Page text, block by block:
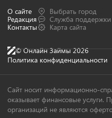
© Онлайн Займы 2026
Политика конфиденциальности
О сайте
Редакция
Контакты
Выбрать город
Служба поддержки
Карта сайта
Сайт носит информационно-
оказывает финансовые услуги.
организаций не являются